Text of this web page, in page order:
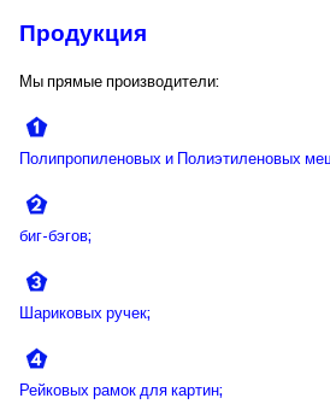
Продукция
Мы прямые производители:
Полипропиленовых и Полиэтиленовых
биг-бэгов;
Шариковых ручек;
Рейковых рамок для картин;